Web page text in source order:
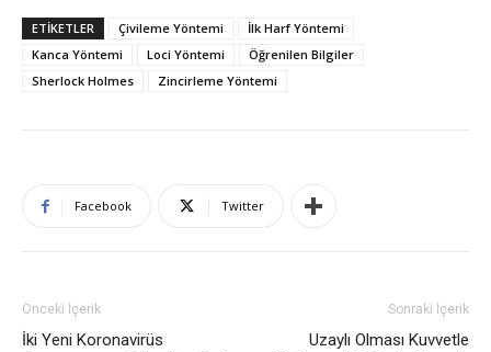
ETIKETLER Çivileme Yöntemi
İlk Harf Yöntemi
Kanca Yöntemi
Loci Yöntemi
Öğrenilen Bilgiler
Sherlock Holmes
Zincirleme Yöntemi
Facebook Twitter
Önceki İçerik
İki Yeni Koronavirüs
Sonraki İçerik
Uzaylı Olması Kuvvetle